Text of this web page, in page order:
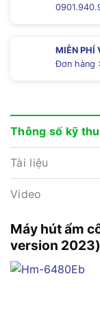
MIỄN PHÍ
Đơn hàng
Thông số kỹ
Tài liệu
Video
Máy hút ẩm
version 2023)